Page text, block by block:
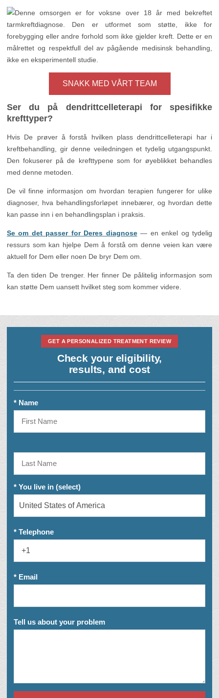
SNAKK MED VÅRT TEAM
Ser du på dendrittcelleterapi for spesifikke
krefttyper?
Hvis De prøver å forstå hvilken plass dendrittcelleterapi har i
kreftbehandling, gir denne veiledningen et tydelig utgangspunkt.
Den fokuserer på de krefttypene som for øyeblikket behandles
med denne metoden.
De vil finne informasjon om hvordan terapien fungerer for ulike
diagnoser, hva behandlingsforløpet innebærer, og hvordan dette
kan passe inn i en behandlingsplan i praksis.
Se om det passer for Deres diagnose— en enkel og tydelig
ressurs som kan hjelpe Dem å forstå om denne veien kan være
aktuell for Dem eller noen De bryr Dem om.
Ta den tiden De trenger. Her finner De pålitelig informasjon som
kan støtte Dem uansett hvilket steg som kommer videre.
GET A PERSONALIZED TREATMENT REVIEW
Check your eligibility,
results, and cost
* Name
* You live in (select)
* Telephone
* Email
Tell us about your problem